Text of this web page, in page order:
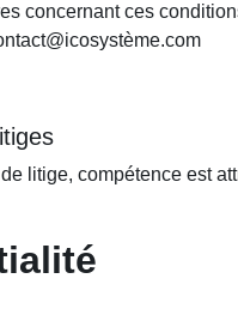
concernant ces
litige, compétence est